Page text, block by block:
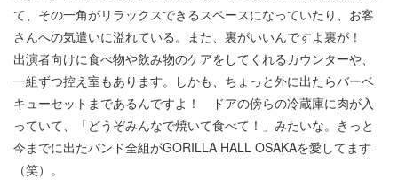
て、その一角がリラックスできるスペースになっていたり、お客
さんへの気遣いに溢れている。また、裏がいいんですよ裏が！
出演者向けに食べ物や飲み物のケアをしてくれるカウンターや、
一組ずつ控え室もあります。しかも、ちょっと外に出たらバーベ
キューセットまであるんですよ！ ドアの傍らの冷蔵庫に肉が入
っていて、「どうぞみんなで焼いて食べて！」みたいな。きっと
今までに出たバンド全組がGORILLA HALL OSAKAを愛してます
（笑）。